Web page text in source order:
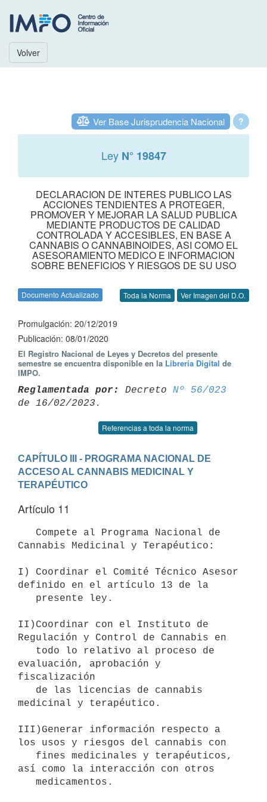
Volver
?
Ver Base Jurisprudencia Nacional
Ley N° 19847
DECLARACION DE INTERES PUBLICO LAS
ACCIONES TENDIENTES A PROTEGER,
PROMOVER Y MEJORAR LA SALUD PUBLICA
MEDIANTE PRODUCTOS DE CALIDAD
CONTROLADA Y ACCESIBLES, EN BASE A
CANNABIS O CANNABINOIDES, ASI COMO EL
ASESORAMIENTO MEDICO E INFORMACION
SOBRE BENEFICIOS Y RIESGOS DE SU USO
Documento Actualizado Toda la Norma Ver Imagen del D.O.
Promulgación: 20/12/2019
Publicación: 08/01/2020
El Registro Nacional de Leyes y Decretos del presente
semestre se encuentra disponible en la Librería Digital de
IMPO.
Reglamentada por: Decreto Nº 56/023
Referencias a toda la norma
CAPÍTULO III - PROGRAMA NACIONAL DE
ACCESO AL CANNABIS MEDICINAL Y
TERAPÉUTICO
Artículo 11
Cannabis Medicinal y Terapéutico:
I) Coordinar el Comité Técnico Asesor
definido en el artículo 13 de la
II)Coordinar con el Instituto de
Regulación y Control de Cannabis en
evaluación, aprobación y
fiscalización
medicinal y terapéutico.
III)Generar información respecto a
los usos y riesgos del cannabis con
así como la interacción con otros